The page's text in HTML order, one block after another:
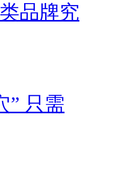
品牌究
” 只需